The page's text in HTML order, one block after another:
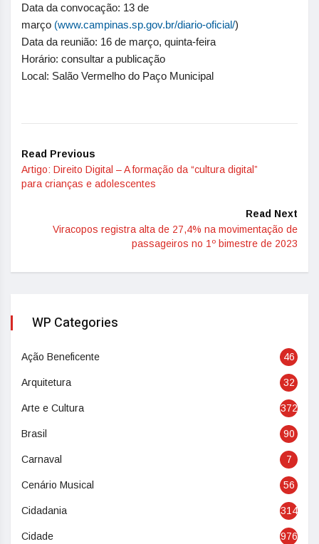
Data da convocação: 13 de
março (www.campinas.sp.gov.br/diario-oficial/)
Data da reunião: 16 de março, quinta-feira
Horário: consultar a publicação
Local: Salão Vermelho do Paço Municipal
Read Previous
Artigo: Direito Digital – A formação da “cultura digital”
para crianças e adolescentes
Read Next
Viracopos registra alta de 27,4% na movimentação de
passageiros no 1º bimestre de 2023
WP Categories
Ação Beneficente 46
Arquitetura 32
Arte e Cultura 372
Brasil 90
Carnaval 7
Cenário Musical 56
Cidadania 314
Cidade 976